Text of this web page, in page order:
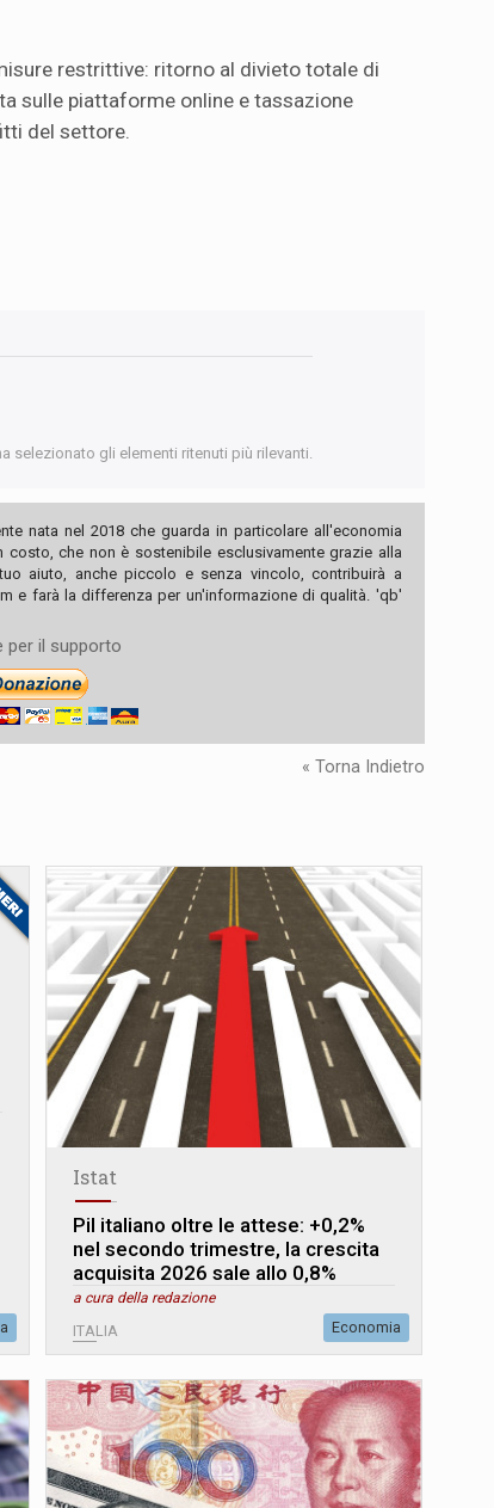
restrittive: ritorno al divieto totale di
sulle piattaforme online e tassazione
del settore.
selezionato gli elementi ritenuti più rilevanti.
nata nel 2018 che guarda in particolare all'economia
costo, che non è sostenibile esclusivamente grazie alla
aiuto, anche piccolo e senza vincolo, contribuirà a
e farà la differenza per un'informazione di qualità. 'qb'
per il supporto
« Torna Indietro
Istat
Pil italiano oltre le attese: +0,2%
nel secondo trimestre, la crescita
acquisita 2026 sale allo 0,8%
a cura della redazione
ITALIA Economia